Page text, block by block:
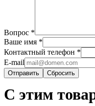
Вопрос *
Ваше имя *
Контактный телефон *
E-mail
Сбросить
С этим